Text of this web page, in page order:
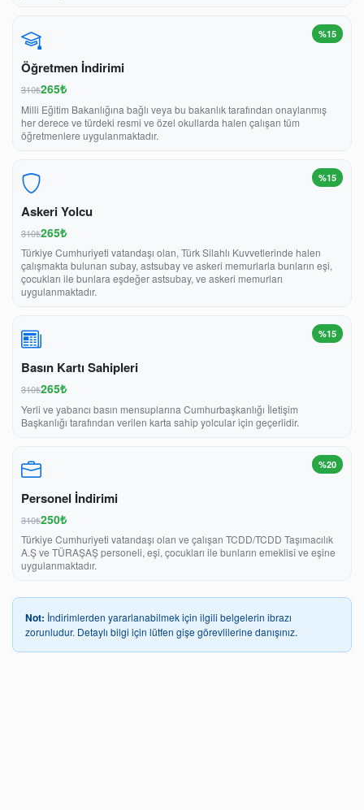
%15
Öğretmen İndirimi
310₺265₺
Milli Eğitim Bakanlığına bağlı veya bu bakanlık tarafından onaylanmış
her derece ve türdeki resmi ve özel okullarda halen çalışan tüm
öğretmenlere uygulanmaktadır.
%15
Askeri Yolcu
310₺265₺
Türkiye Cumhuriyeti vatandaşı olan, Türk Silahlı Kuvvetlerinde halen
çalışmakta bulunan subay, astsubay ve askeri memurlarla bunların eşi,
çocukları ile bunlara eşdeğer astsubay, ve askeri memurları
uygulanmaktadır.
%15
Basın Kartı Sahipleri
310₺265₺
Yerli ve yabancı basın mensuplarına Cumhurbaşkanlığı İletişim
Başkanlığı tarafından verilen karta sahip yolcular için geçerlidir.
%20
Personel İndirimi
310₺250₺
Türkiye Cumhuriyeti vatandaşı olan ve çalışan TCDD/TCDD Taşımacılık
A.Ş ve TÜRAŞAŞ personeli, eşi, çocukları ile bunların emeklisî ve eşine
uygulanmaktadır.
Not: İndirimlerden yararlanabilmek için ilgili belgelerin ibrazı
zorunludur. Detaylı bilgi için lütfen gişe görevlilerine danışınız.